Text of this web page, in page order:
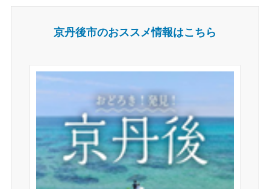
京丹後市のおススメ情報はこちら